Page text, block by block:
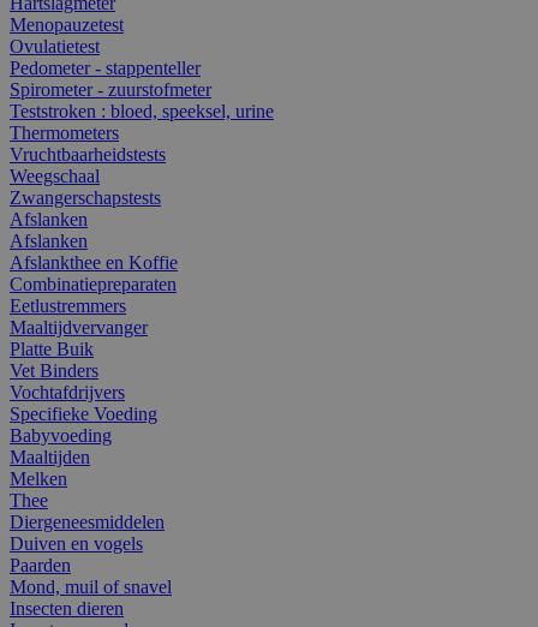
Menopauzetest
Ovulatietest
Pedometer - stappenteller
Spirometer - zuurstofmeter
Teststroken : bloed, speeksel, urine
Thermometers
Vruchtbaarheidstests
Weegschaal
Zwangerschapstests
Afslanken
Afslanken
Afslankthee en Koffie
Combinatiepreparaten
Eetlustremmers
Maaltijdvervanger
Platte Buik
Vet Binders
Vochtafdrijvers
Specifieke Voeding
Babyvoeding
Maaltijden
Melken
Thee
Diergeneesmiddelen
Duiven en vogels
Paarden
Mond, muil of snavel
Insecten dieren